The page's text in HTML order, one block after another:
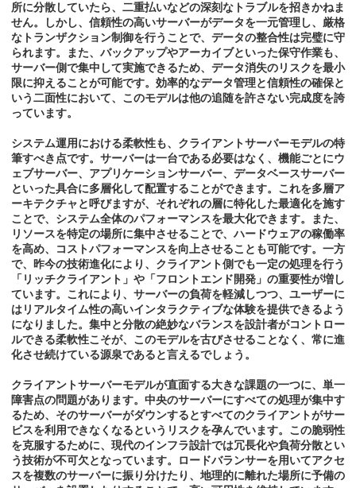
所に分散していたら、二重払いなどの深刻なトラブルを招きかねま
せん。しかし、信頼性の高いサーバーがデータを一元管理し、厳格
なトランザクション制御を行うことで、データの整合性は完璧に守
られます。また、バックアップやアーカイブといった保守作業も、
サーバー側で集中して実施できるため、データ消失のリスクを最小
限に抑えることが可能です。効率的なデータ管理と信頼性の確保と
いう二面性において、このモデルは他の追随を許さない完成度を誇
っています。
システム運用における柔軟性も、クライアントサーバーモデルの特
筆すべき点です。サーバーは一台である必要はなく、機能ごとにウ
ェブサーバー、アプリケーションサーバー、データベースサーバー
といった具合に多層化して配置することができます。これを多層ア
ーキテクチャと呼びますが、それぞれの層に特化した最適化を施す
ことで、システム全体のパフォーマンスを最大化できます。また、
リソースを特定の場所に集中させることで、ハードウェアの稼働率
を高め、コストパフォーマンスを向上させることも可能です。一方
で、昨今の技術進化により、クライアント側でも一定の処理を行う
「リッチクライアント」や「フロントエンド開発」の重要性が増し
ています。これにより、サーバーの負荷を軽減しつつ、ユーザーに
はリアルタイム性の高いインタラクティブな体験を提供できるよう
になりました。集中と分散の絶妙なバランスを設計者がコントロー
ルできる柔軟性こそが、このモデルを古びさせることなく、常に進
化させ続けている源泉であると言えるでしょう。
クライアントサーバーモデルが直面する大きな課題の一つに、単一
障害点の問題があります。中央のサーバーにすべての処理が集中す
るため、そのサーバーがダウンするとすべてのクライアントがサー
ビスを利用できなくなるというリスクを孕んでいます。この脆弱性
を克服するために、現代のインフラ設計では冗長化や負荷分散とい
う技術が不可欠となっています。ロードバランサーを用いてアクセ
スを複数のサーバーに振り分けたり、地理的に離れた場所に予備の